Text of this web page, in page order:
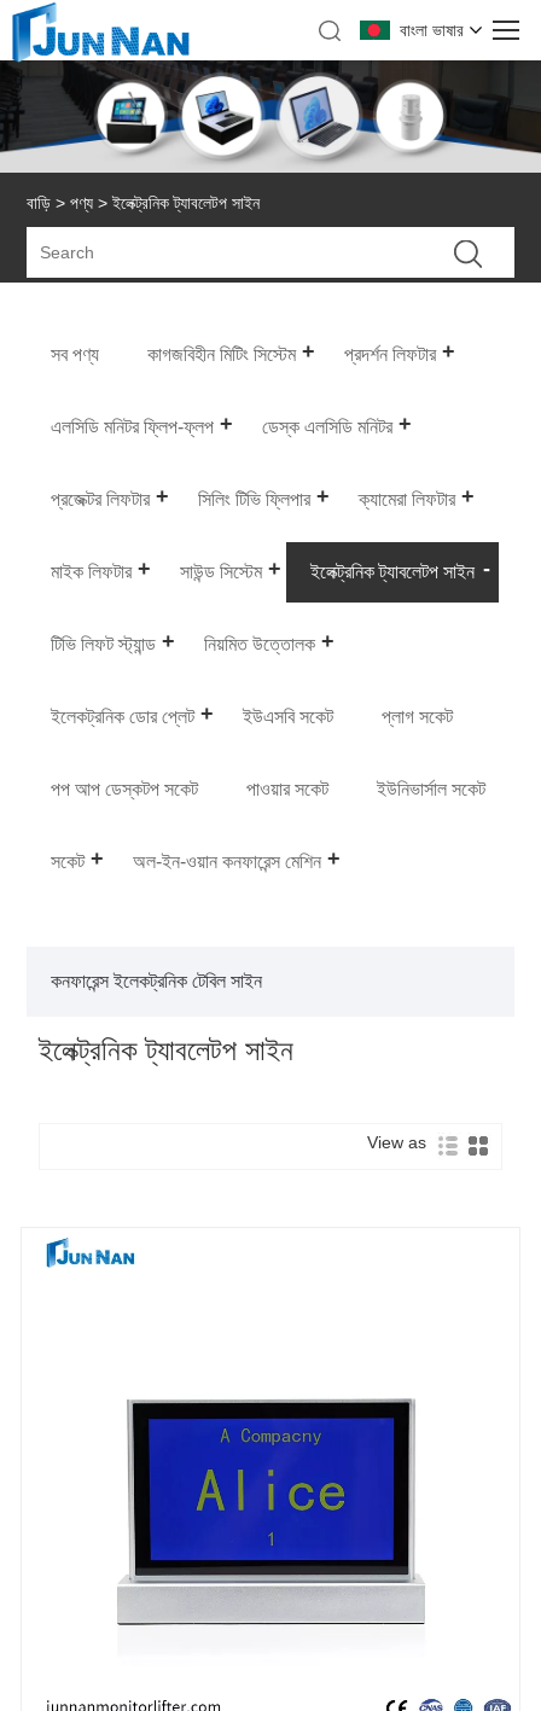
বাংলা ভাষার
বাড়ি > পণ্য > ইলেক্ট্রনিক ট্যাবলেটপ সাইন
সব পণ্য কাগজবিহীন মিটিং সিস্টেম প্রদর্শন লিফটার
এলসিডি মনিটর ফ্লিপ-ফ্লপ ডেস্ক এলসিডি মনিটর
প্রজেক্টর লিফটার সিলিং টিভি ফ্লিপার ক্যামেরা লিফটার
মাইক লিফটার সাউন্ড সিস্টেম ইলেক্ট্রনিক ট্যাবলেটপ সাইন
টিভি লিফট স্ট্যান্ড নিয়মিত উত্তোলক
ইলেকট্রনিক ডোর প্লেট ইউএসবি সকেট প্লাগ সকেট
পপ আপ ডেস্কটপ সকেট পাওয়ার সকেট ইউনিভার্সাল সকেট
সকেট অল-ইন-ওয়ান কনফারেন্স মেশিন
কনফারেন্স ইলেকট্রনিক টেবিল সাইন
ইলেক্ট্রনিক ট্যাবলেটপ সাইন
View as